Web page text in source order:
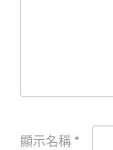
顯示名稱 *